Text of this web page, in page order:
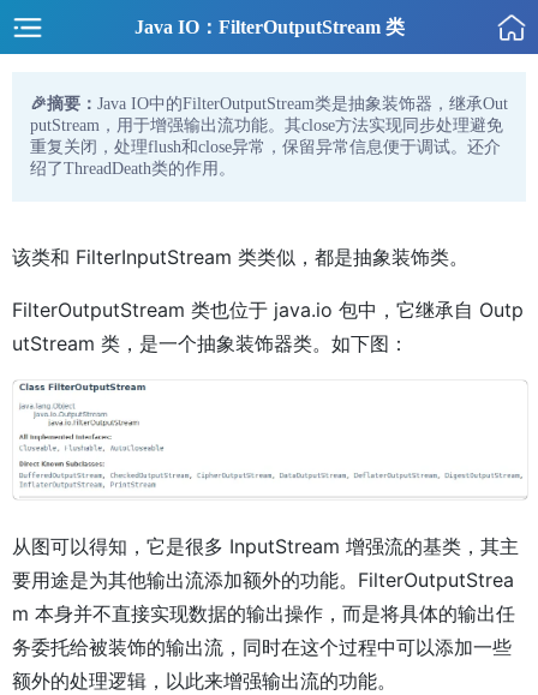
Java IO：FilterOutputStream 类
🎉摘要： Java IO中的FilterOutputStream类是抽象装饰器，继承Out
putStream，用于增强输出流功能。其close方法实现同步处理避免
重复关闭，处理flush和close异常，保留异常信息便于调试。还介
绍了ThreadDeath类的作用。
该类和 FilterInputStream 类类似，都是抽象装饰类。
FilterOutputStream 类也位于 java.io 包中，它继承自 Outp
utStream 类，是一个抽象装饰器类。如下图：
从图可以得知，它是很多 InputStream 增强流的基类，其主
要用途是为其他输出流添加额外的功能。FilterOutputStrea
m 本身并不直接实现数据的输出操作，而是将具体的输出任
务委托给被装饰的输出流，同时在这个过程中可以添加一些
额外的处理逻辑，以此来增强输出流的功能。